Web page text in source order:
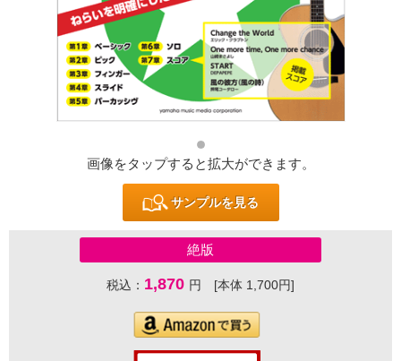
画像をタップすると拡大ができます。
サンプルを見る
絶版
税込： 1,870 円 [本体 1,700円]